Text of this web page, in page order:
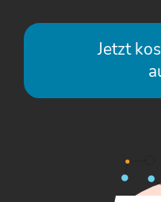
Jetzt